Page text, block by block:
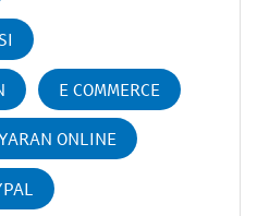
E COMMERCE
ONLINE